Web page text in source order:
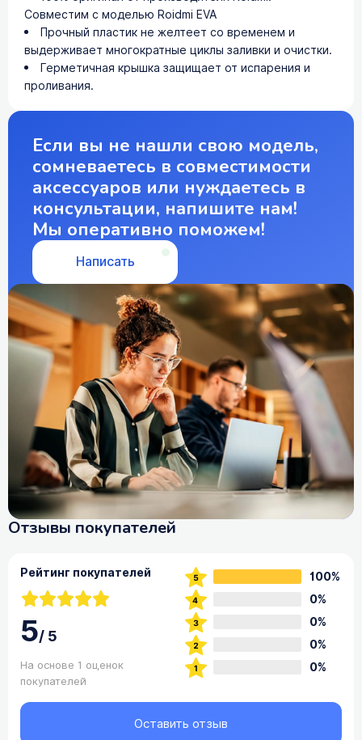
Совместим с моделью Roidmi EVA
Прочный пластик не желтеет со временем и
выдерживает многократные циклы заливки и очистки.
Герметичная крышка защищает от испарения и
проливания.
Если вы не нашли свою модель,
сомневаетесь в совместимости
аксессуаров или нуждаетесь в
консультации, напишите нам!
Мы оперативно поможем!
Написать
Отзывы покупателей
Рейтинг покупателей
5/5
На основе 1 оценок
покупателей
100%
0%
0%
0%
0%
Оставить отзыв